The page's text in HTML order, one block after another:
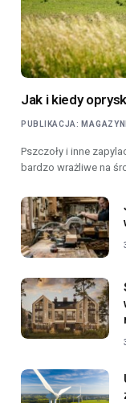
Jak i kiedy
PUBLIKACJA:
Pszczoły i inne
bardzo wrażliwe na